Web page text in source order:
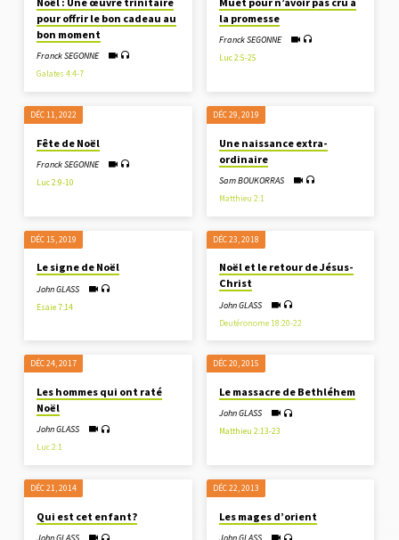
pour offrir le bon cadeau au
bon moment
Franck SEGONNE
Galates 4:4-7
la promesse
Franck SEGONNE
Luc 2:5-25
DÉC 11, 2022
Fête de Noël
Franck SEGONNE
Luc 2:9-10
DÉC 29, 2019
Une naissance extra-
ordinaire
Sam BOUKORRAS
Matthieu 2:1
DÉC 15, 2019
Le signe de Noël
John GLASS
Esaie 7:14
DÉC 23, 2018
Noël et le retour de Jésus-
Christ
John GLASS
Deutéronome 18:20-22
DÉC 24, 2017
Les hommes qui ont raté
Noël
John GLASS
Luc 2:1
DÉC 20, 2015
Le massacre de Bethléhem
John GLASS
Matthieu 2:13-23
DÉC 21, 2014
Qui est cet enfant?
DÉC 22, 2013
Les mages d’orient